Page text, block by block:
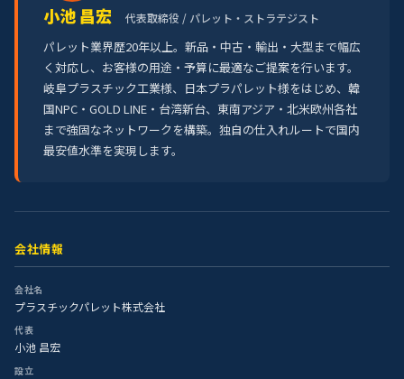
小池 昌宏 代表取締役 / パレット・ストラテジスト
パレット業界歴20年以上。新品・中古・輸出・大型まで幅広
く対応し、お客様の用途・予算に最適なご提案を行います。
岐阜プラスチック工業様、日本プラパレット様をはじめ、韓
国NPC・GOLD LINE・台湾新台、東南アジア・北米欧州各社
まで強固なネットワークを構築。独自の仕入れルートで国内
最安値水準を実現します。
会社情報
会社名
プラスチックパレット株式会社
代表
小池 昌宏
設立